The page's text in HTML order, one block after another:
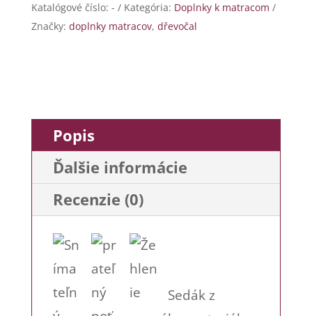
Katalógové číslo: - Kategória: Doplnky k matracom
Značky: doplnky matracov, dřevočal
Popis
Ďalšie informácie
Recenzie (0)
Sedák z